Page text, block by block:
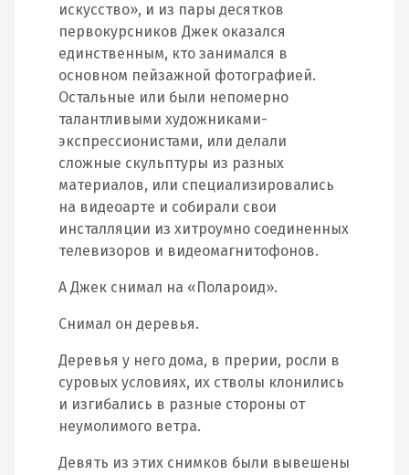
искусство», и из пары десятков
первокурсников Джек оказался
единственным, кто занимался в
основном пейзажной фотографией.
Остальные или были непомерно
талантливыми художниками-
экспрессионистами, или делали
сложные скульптуры из разных
материалов, или специализировались
на видеоарте и собирали свои
инсталляции из хитроумно соединенных
телевизоров и видеомагнитофонов.
А Джек снимал на «Полароид».
Снимал он деревья.
Деревья у него дома, в прерии, росли в
суровых условиях, их стволы клонились
и изгибались в разные стороны от
неумолимого ветра.
Девять из этих снимков были вывешены